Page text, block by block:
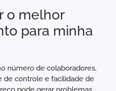
o melhor
para minha
número de colaboradores,
de controle e facilidade de